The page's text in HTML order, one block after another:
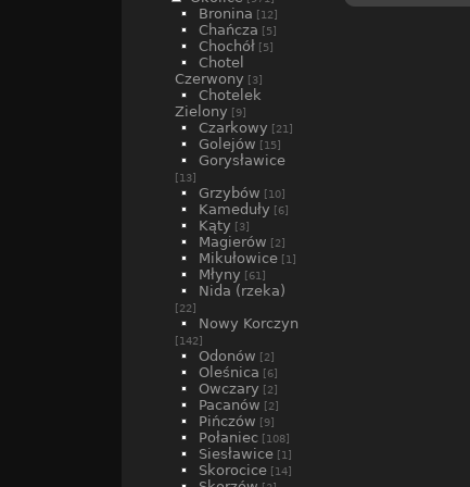
Bronina [12]
Chańcza [5]
Chochół [5]
Chotel
Czerwony [3]
Chotelek
Zielony [9]
Czarkowy [21]
Golejów [15]
Gorysławice
[13]
Grzybów [10]
Kameduły [6]
Kąty [3]
Magierów [2]
Mikułowice [1]
Młyny [61]
Nida (rzeka)
[22]
Nowy Korczyn
[142]
Odonów [2]
Oleśnica [6]
Owczary [2]
Pacanów [2]
Pińczów [9]
Połaniec [108]
Siesławice [1]
Skorocice [14]